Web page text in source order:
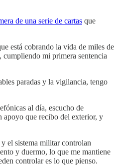
de una serie de cartas que
está cobrando la vida de miles de
cumpliendo mi primera sentencia
paradas y la vigilancia, tengo
al día, escucho de
apoyo que recibo del exterior, y
el sistema militar controlan
y duermo, lo que me mantiene
controlar es lo que pienso.